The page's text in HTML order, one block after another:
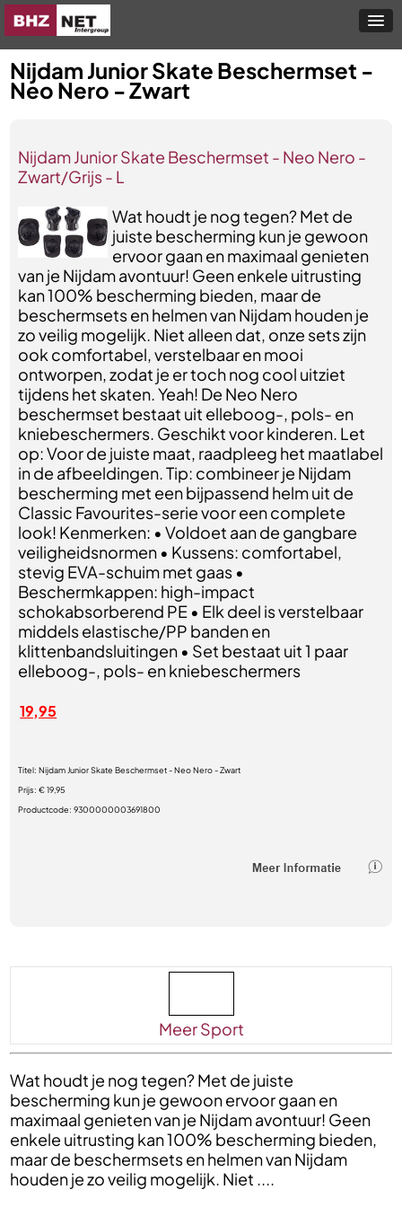
Nijdam Junior Skate Beschermset -
Neo Nero - Zwart
Nijdam Junior Skate Beschermset - Neo Nero -
Zwart/Grijs - L
Wat houdt je nog tegen? Met de
juiste bescherming kun je gewoon
ervoor gaan en maximaal genieten
van je Nijdam avontuur! Geen enkele uitrusting
kan 100% bescherming bieden, maar de
beschermsets en helmen van Nijdam houden je
zo veilig mogelijk. Niet alleen dat, onze sets zijn
ook comfortabel, verstelbaar en mooi
ontworpen, zodat je er toch nog cool uitziet
tijdens het skaten. Yeah! De Neo Nero
beschermset bestaat uit elleboog-, pols- en
kniebeschermers. Geschikt voor kinderen. Let
op: Voor de juiste maat, raadpleeg het maatlabel
in de afbeeldingen. Tip: combineer je Nijdam
bescherming met een bijpassend helm uit de
Classic Favourites-serie voor een complete
look! Kenmerken: • Voldoet aan de gangbare
veiligheidsnormen • Kussens: comfortabel,
stevig EVA-schuim met gaas •
Beschermkappen: high-impact
schokabsorberend PE • Elk deel is verstelbaar
middels elastische/PP banden en
klittenbandsluitingen • Set bestaat uit 1 paar
elleboog-, pols- en kniebeschermers
19,95
Titel:Nijdam Junior Skate Beschermset - Neo Nero - Zwart
Prijs:€ 19,95
Productcode:9300000003691800
Meer Sport
Wat houdt je nog tegen? Met de juiste
bescherming kun je gewoon ervoor gaan en
maximaal genieten van je Nijdam avontuur! Geen
enkele uitrusting kan 100% bescherming bieden,
maar de beschermsets en helmen van Nijdam
houden je zo veilig mogelijk. Niet ....